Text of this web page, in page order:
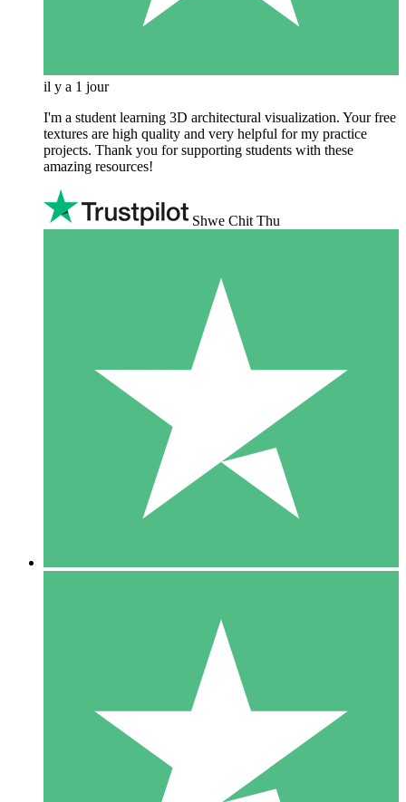
il y a 1 jour
I'm a student learning 3D architectural visualization. Your free
textures are high quality and very helpful for my practice
projects. Thank you for supporting students with these
amazing resources!
Shwe Chit Thu